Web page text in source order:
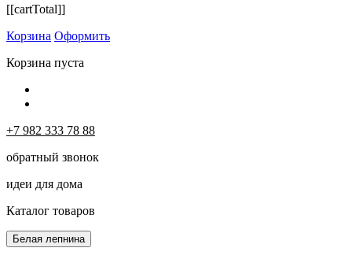
[[cartTotal]]
Корзина Оформить
Корзина пуста
+7 982 333 78 88
обратный звонок
идеи для дома
Каталог товаров
Белая лепнина